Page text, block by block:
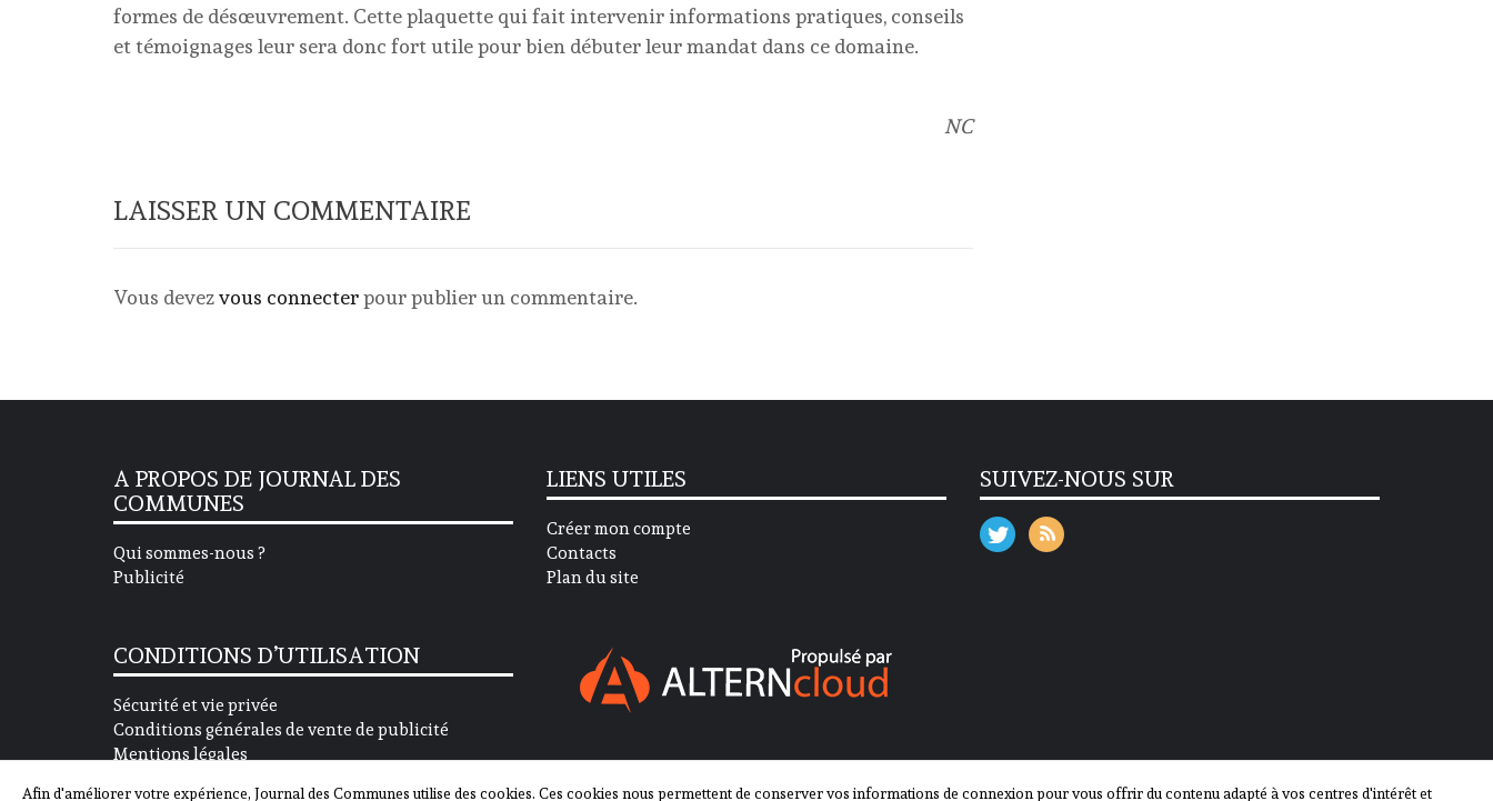
formes de désœuvrement. Cette plaquette qui fait intervenir informations pratiques, conseils
et témoignages leur sera donc fort utile pour bien débuter leur mandat dans ce domaine.
NC
LAISSER UN COMMENTAIRE
Vous devezvous connecterpour publier un commentaire.
A PROPOS DE JOURNAL DES
COMMUNES
Qui sommes-nous ?
Publicité
CONDITIONS D’UTILISATION
Sécurité et vie privée
Conditions générales de vente de publicité
Mentions légales
LIENS UTILES
Créer mon compte
Contacts
Plan du site
SUIVEZ-NOUS SUR
Afin d'améliorer votre expérience, Journal des Communes utilise des cookies. Ces cookies nous permettent de conserver vos informations de connexion pour vous offrir du contenu adapté à vos centres d'intérêt et